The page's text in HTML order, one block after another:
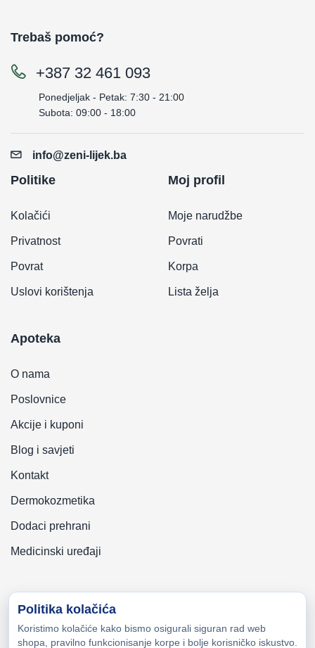
Trebaš pomoć?
+387 32 461 093
Ponedjeljak - Petak: 7:30 - 21:00
Subota: 09:00 - 18:00
info@zeni-lijek.ba
Politike
Kolačići
Privatnost
Povrat
Uslovi korištenja
Moj profil
Moje narudžbe
Povrati
Korpa
Lista želja
Apoteka
O nama
Poslovnice
Akcije i kuponi
Blog i savjeti
Kontakt
Dermokozmetika
Dodaci prehrani
Medicinski uređaji
Copyright © 2026 Zeni-Lijek Apoteka. Sva prava zadržana
Politika kolačića
Koristimo kolačiće kako bismo osigurali siguran rad web
shopa, pravilno funkcionisanje korpe i bolje korisničko iskustvo.